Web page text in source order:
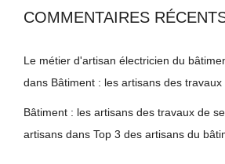
COMMENTAIRES
Le métier d'artisan électricien du
dans Bâtiment : les artisans des
Bâtiment : les artisans des travaux de
artisans dans Top 3 des artisans du